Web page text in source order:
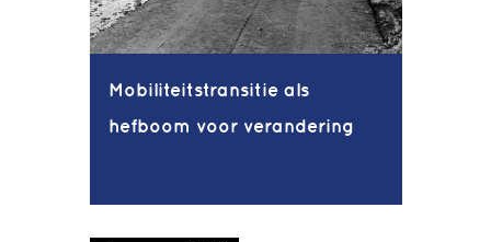
Mobiliteitstransitie als
hefboom voor verandering